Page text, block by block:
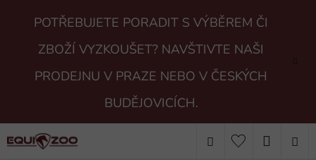
POTŘEBUJETE PORADIT S VÝBĚREM ČI
ZBOŽÍ VYZKOUŠET? NAVŠTIVTE NAŠI
PRODEJNU V PRAZE NEBO V ČESKÝCH
BUDĚJOVICÍCH.
Hledat